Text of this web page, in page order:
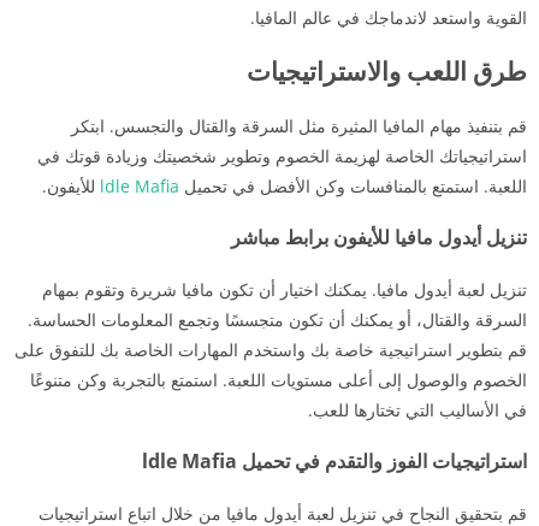
القوية واستعد لاندماجك في عالم المافيا.
طرق اللعب والاستراتيجيات
قم بتنفيذ مهام المافيا المثيرة مثل السرقة والقتال والتجسس. ابتكر
استراتيجياتك الخاصة لهزيمة الخصوم وتطوير شخصيتك وزيادة قوتك في
اللعبة. استمتع بالمنافسات وكن الأفضل في تحميل ldle Mafia للأيفون.
تنزيل أيدول مافيا للأيفون برابط مباشر
تنزيل لعبة أيدول مافيا. يمكنك اختيار أن تكون مافيا شريرة وتقوم بمهام
السرقة والقتال، أو يمكنك أن تكون متجسسًا وتجمع المعلومات الحساسة.
قم بتطوير استراتيجية خاصة بك واستخدم المهارات الخاصة بك للتفوق على
الخصوم والوصول إلى أعلى مستويات اللعبة. استمتع بالتجربة وكن متنوعًا
في الأساليب التي تختارها للعب.
استراتيجيات الفوز والتقدم في تحميل ldle Mafia
قم بتحقيق النجاح في تنزيل لعبة أيدول مافيا من خلال اتباع استراتيجيات